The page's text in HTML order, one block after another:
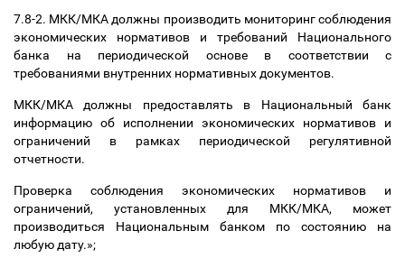
7.8-2. МКК/МКА должны производить мониторинг соблюдения
экономических нормативов и требований Национального
банка на периодической основе в соответствии с
требованиями внутренних нормативных документов.
МКК/МКА должны предоставлять в Национальный банк
информацию об исполнении экономических нормативов и
ограничений в рамках периодической регулятивной
отчетности.
Проверка соблюдения экономических нормативов и
ограничений, установленных для МКК/МКА, может
производиться Национальным банком по состоянию на
любую дату.»;